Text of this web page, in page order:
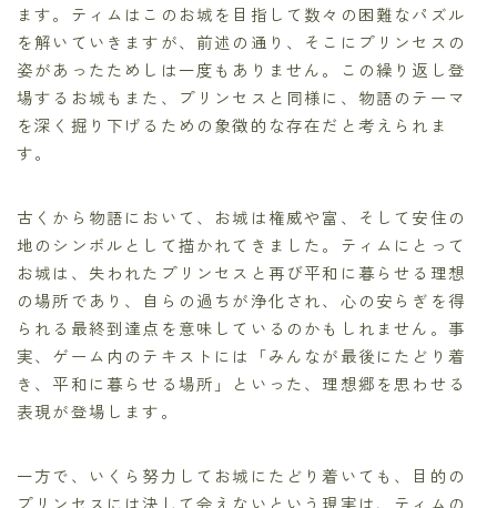
ます。ティムはこのお城を目指して数々の困難なパズル
を解いていきますが、前述の通り、そこにプリンセスの
姿があったためしは一度もありません。この繰り返し登
場するお城もまた、プリンセスと同様に、物語のテーマ
を深く掘り下げるための象徴的な存在だと考えられま
す。
古くから物語において、お城は権威や富、そして安住の
地のシンボルとして描かれてきました。ティムにとって
お城は、失われたプリンセスと再び平和に暮らせる理想
の場所であり、自らの過ちが浄化され、心の安らぎを得
られる最終到達点を意味しているのかもしれません。事
実、ゲーム内のテキストには「みんなが最後にたどり着
き、平和に暮らせる場所」といった、理想郷を思わせる
表現が登場します。
一方で、いくら努力してお城にたどり着いても、目的の
プリンセスには決して会えないという現実は、ティムの